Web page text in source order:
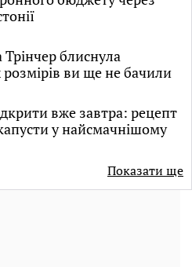
блиснула
ви ще не бачили
вже завтра: рецепт
у найсмачнішому
Показати ще